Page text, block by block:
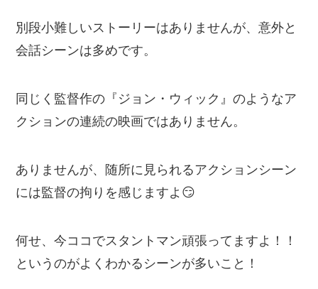
別段小難しいストーリーはありませんが、意外と
会話シーンは多めです。
同じく監督作の『ジョン・ウィック』のようなア
クションの連続の映画ではありません。
ありませんが、随所に見られるアクションシーン
には監督の拘りを感じますよ😏
何せ、今ココでスタントマン頑張ってますよ！！
というのがよくわかるシーンが多いこと！